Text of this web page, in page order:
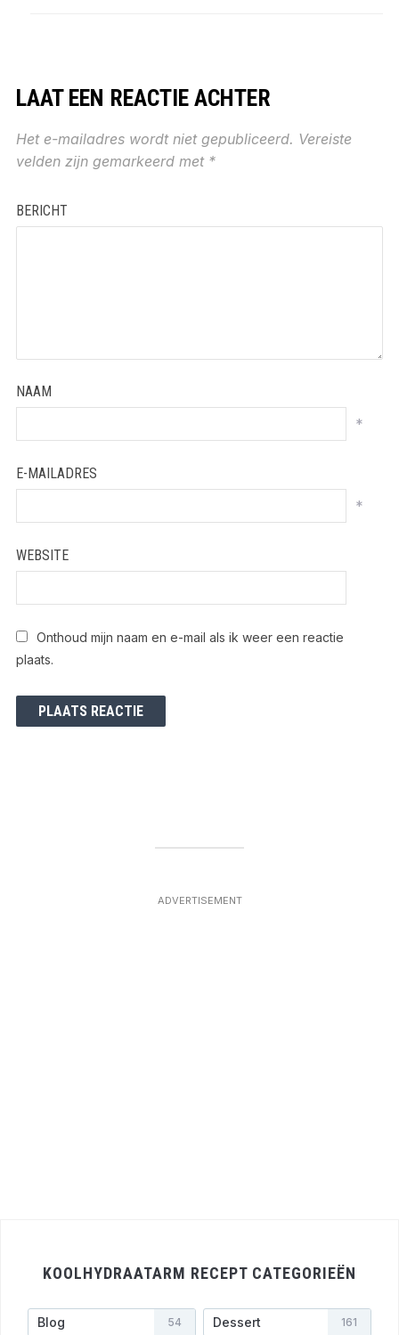
LAAT EEN REACTIE ACHTER
Het e-mailadres wordt niet gepubliceerd. Vereiste
velden zijn gemarkeerd met *
BERICHT
NAAM
*
E-MAILADRES
*
WEBSITE
Onthoud mijn naam en e-mail als ik weer een reactie
plaats.
ADVERTISEMENT
KOOLHYDRAATARM RECEPT CATEGORIEËN
Blog 54 Dessert 161